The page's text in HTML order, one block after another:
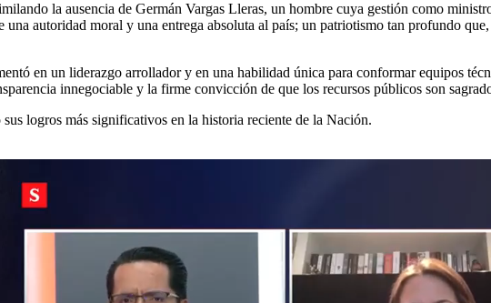
la ausencia de Germán Vargas Lleras, un hombre cuya gestión como
autoridad moral y una entrega absoluta al país; un patriotismo tan profundo
en un liderazgo arrollador y en una habilidad única para conformar equipos
innegociable y la firme convicción de que los recursos públicos son
logros más significativos en la historia reciente de la Nación.